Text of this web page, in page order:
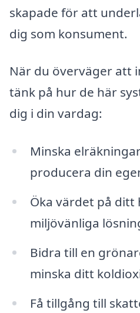
skapade för att
dig som konsument.
När du överväger att
tänk på hur de här
dig i din vardag:
Minska
producera din
Öka värdet på ditt
miljövänliga
Bidra till en
minska ditt
Få tillgång till